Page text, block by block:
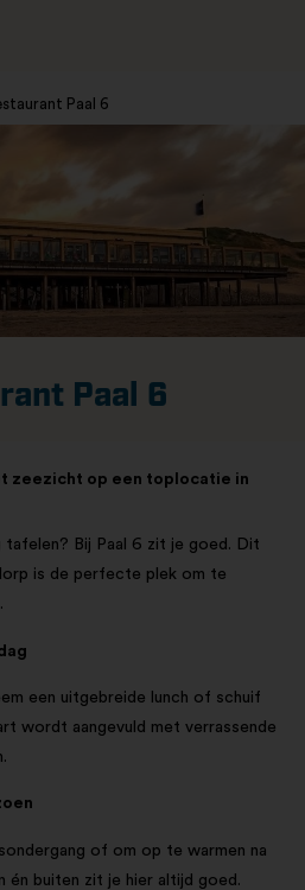
Paal 6
Paal 6
zeezicht op een toplocatie in
tafelen? Bij Paal 6 zit je goed. Dit
is de perfecte plek om te
een uitgebreide lunch of schuif
wordt aangevuld met verrassende
of om op te warmen na
én buiten zit je hier altijd goed.